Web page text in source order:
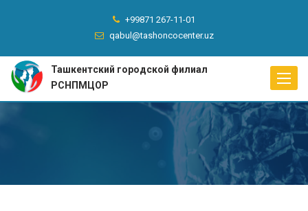
+99871 267-11-01
qabul@tashoncocenter.uz
Toggle
Ташкентский городской филиал
РСНПМЦОР